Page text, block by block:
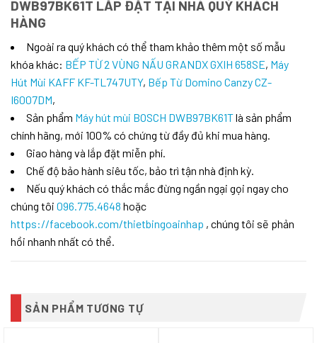
DWB97BK61T LẮP ĐẶT TẠI NHÀ QUÝ KHÁCH
HÀNG
Ngoài ra quý khách có thể tham khảo thêm một số mẫu
khóa khác: BẾP TỪ 2 VÙNG NẤU GRANDX GXIH 658SE, Máy
Hút Mùi KAFF KF-TL747UTY, Bếp Từ Domino Canzy CZ-
I6007DM,
Sản phẩm Máy hút mùi BOSCH DWB97BK61Tlà sản phẩm
chính hãng, mới 100% có chứng từ đầy đủ khi mua hàng.
Giao hàng và lắp đặt miễn phí.
Chế độ bảo hành siêu tốc, bảo trì tận nhà định kỳ.
Nếu quý khách có thắc mắc đừng ngần ngại gọi ngay cho
chúng tôi 096.775.4648 hoặc
https://facebook.com/thietbingoainhap , chúng tôi sẽ phản
hồi nhanh nhất có thể.
SẢN PHẨM TƯƠNG TỰ